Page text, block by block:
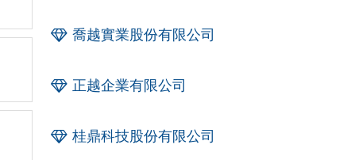
喬越實業股份有限公司
正越企業有限公司
桂鼎科技股份有限公司